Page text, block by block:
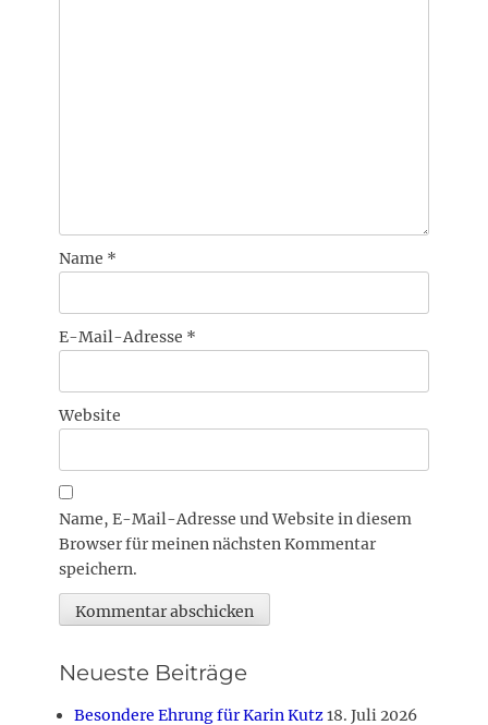
Name *
E-Mail-Adresse *
Website
Name, E-Mail-Adresse und Website in diesem
Browser für meinen nächsten Kommentar
speichern.
Neueste Beiträge
Besondere Ehrung für Karin Kutz18. Juli 2026